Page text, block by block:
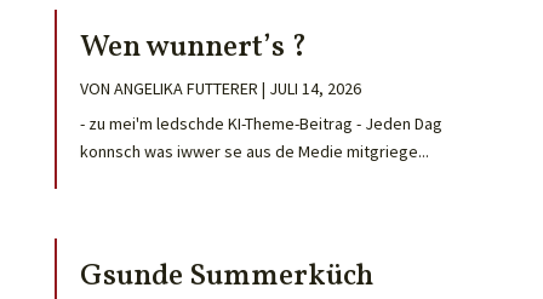
Wen wunnert’s ?
VON ANGELIKA FUTTERER | JULI 14, 2026
- zu mei'm ledschde KI-Theme-Beitrag - Jeden Dag
konnsch was iwwer se aus de Medie mitgriege...
Gsunde Summerküch